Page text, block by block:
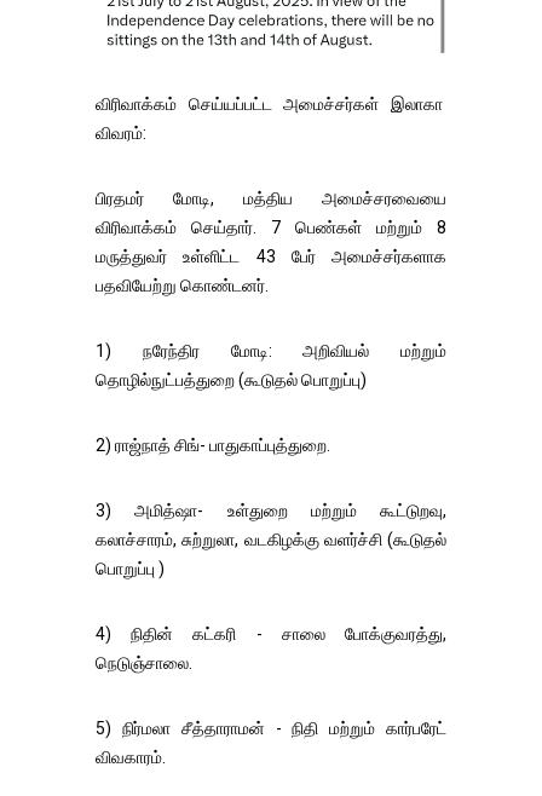
விரிவாக்கம் செய்யப்பட்ட அமைச்சர்கள் இலாகா
விவரம்:
பிரதமர் மோடி, மத்திய அமைச்சரவையை
விரிவாக்கம் செய்தார். 7 பெண்கள் மற்றும் 8
மருத்துவர் உள்ளிட்ட 43 பேர் அமைச்சர்களாக
பதவியேற்று கொண்டனர்.
1) நரேந்திர மோடி: அறிவியல் மற்றும்
தொழில்நுட்பத்துறை (கூடுதல் பொறுப்பு)
2) ராஜ்நாத் சிங்- பாதுகாப்புத்துறை.
3) அமித்ஷா- உள்துறை மற்றும் கூட்டுறவு,
கலாச்சாரம், சுற்றுலா, வடகிழக்கு வளர்ச்சி (கூடுதல்
பொறுப்பு )
4) நிதின் கட்கரி - சாலை போக்குவரத்து,
நெடுஞ்சாலை.
5) நிர்மலா சீத்தாராமன் - நிதி மற்றும் கார்பரேட்
விவகாரம்.